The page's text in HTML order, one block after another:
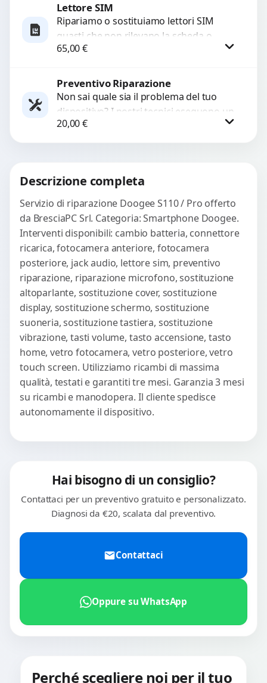
Lettore SIM
Ripariamo o sostituiamo lettori SIM
guasti che non rilevano la scheda o
interrompono il segnale. Utilizziamo
65,00€
Procedi
Preventivo Riparazione
Non sai quale sia il problema del tuo
dispositivo? I nostri tecnici eseguono un
check-up completo con strumenti
avanzati per...
20,00€
Descrizione completa
Servizio di riparazione Doogee S110 / Pro offerto
da BresciaPC Srl. Categoria: Smartphone Doogee.
Interventi disponibili: cambio batteria, connettore
ricarica, fotocamera anteriore, fotocamera
posteriore, jack audio, lettore sim, preventivo
riparazione, riparazione microfono, sostituzione
altoparlante, sostituzione cover, sostituzione
display, sostituzione schermo, sostituzione
suoneria, sostituzione tastiera, sostituzione
vibrazione, tasti volume, tasto accensione, tasto
home, vetro fotocamera, vetro posteriore, vetro
touch screen. Utilizziamo ricambi di massima
qualità, testati e garantiti tre mesi. Garanzia 3 mesi
su ricambi e manodopera. Il cliente spedisce
autonomamente il dispositivo.
Hai bisogno di un consiglio?
Contattaci per un preventivo gratuito e personalizzato.
Diagnosi da €20, scalata dal preventivo.
Contattaci
Oppure su WhatsApp
Perché scegliere noi per il tuo